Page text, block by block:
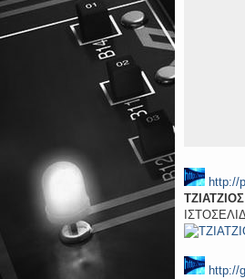
http://
http://